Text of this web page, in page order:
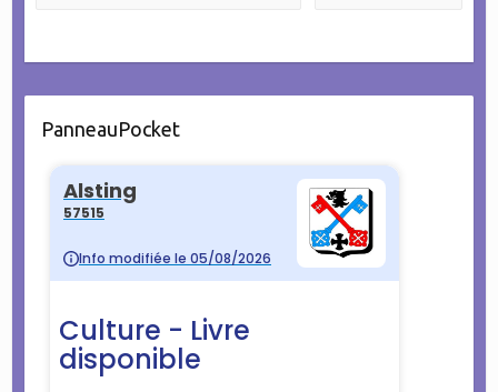
PanneauPocket